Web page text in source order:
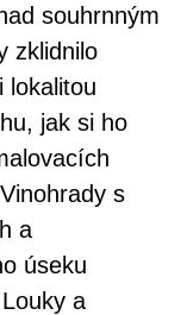
souhrnným
zklidnilo
lokalitou
jak si ho
s
a
úseku
a